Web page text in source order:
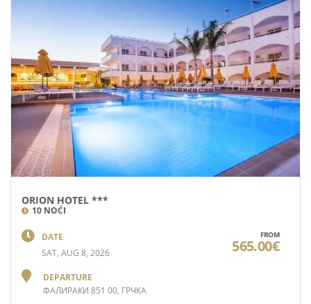
ORION HOTEL ***
10 NOĆI
DATE
SAT, AUG 8, 2026
DEPARTURE
ФАЛИРАКИ 851 00, ГРЧКА
FROM
565.00€